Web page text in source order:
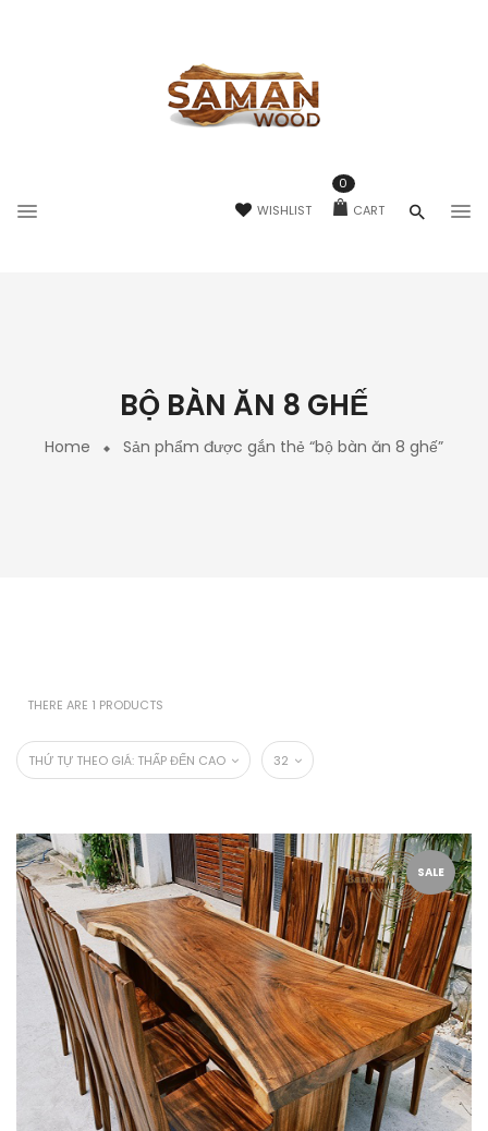
WISHLIST CART
0
BỘ BÀN ĂN 8 GHẾ
Home Sản phẩm được gắn thẻ “bộ bàn ăn 8 ghế”
THERE ARE 1 PRODUCTS
THỨ TỰ THEO GIÁ: THẤP ĐẾN CAO 32
SALE